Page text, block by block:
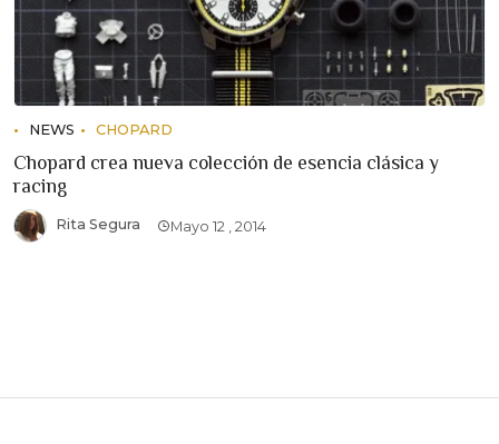
NEWS CHOPARD
Chopard crea nueva colección de esencia clásica y
racing
Rita Segura Mayo 12 , 2014